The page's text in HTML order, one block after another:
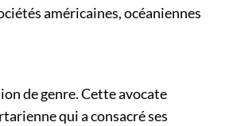
américaines, océaniennes
de genre. Cette avocate
qui a consacré ses